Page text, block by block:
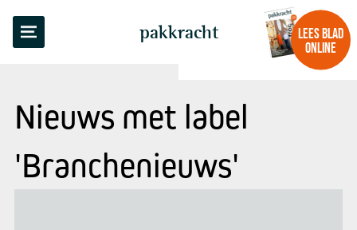
pakkracht
LEES BLAD
ONLINE
Nieuws met label
'Branchenieuws'